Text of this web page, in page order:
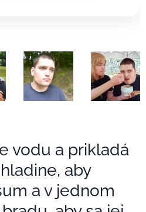
vodu a prikladá
aby
a v jednom